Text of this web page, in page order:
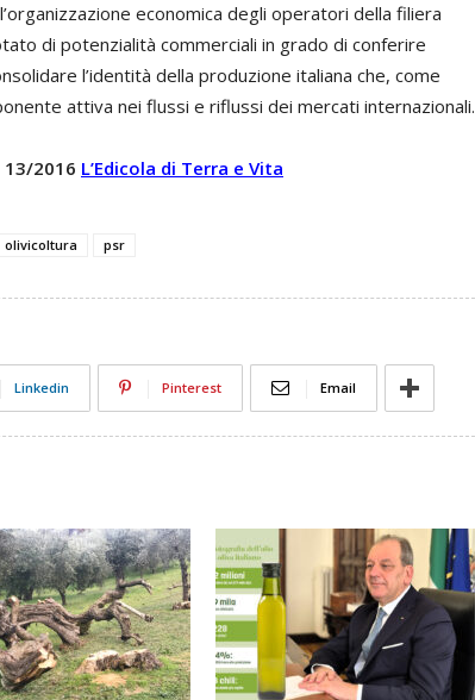
economica degli operatori della filiera
di potenzialità commerciali in grado di conferire
l’identità della produzione italiana che, come
attiva nei flussi e riflussi dei mercati internazionali.
2016 L’Edicola di Terra e Vita
olivicoltura psr
Linkedin Pinterest Email